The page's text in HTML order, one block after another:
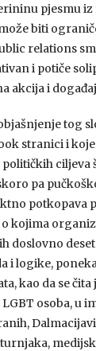
pjesmu
biti
relations
i potiče
akcija i
tog
stranici i
ciljeva
pa
potkopava
kojima
doslovno
i logike,
kao da se
osoba, u